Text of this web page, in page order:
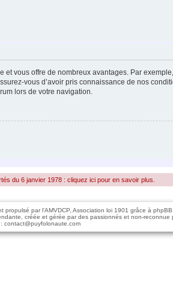
vous offre de nombreux avantages. Par
vous d’avoir pris connaissance de nos
lors de votre navigation.
du 6 janvier 1978 : cliquez ici pour en savoir plus.
propulsé par l'AMVDCP, Association loi 1901 grâce à phpBB.
créée et gérée par des passionnés et non-reconnue
contact@puyfolonaute.com